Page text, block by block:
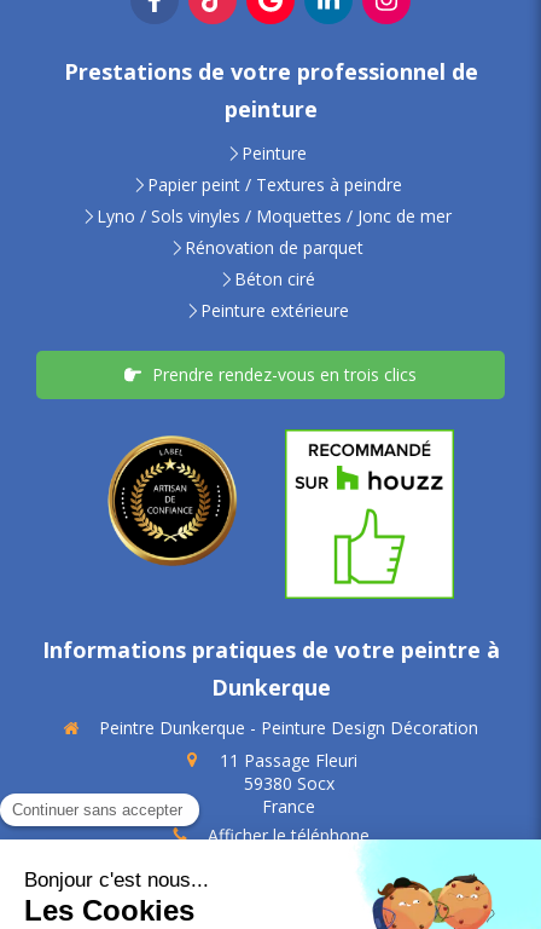
Prestations de votre professionnel de
peinture
Peinture
Papier peint / Textures à peindre
Lyno / Sols vinyles / Moquettes / Jonc de mer
Rénovation de parquet
Béton ciré
Peinture extérieure
Prendre rendez-vous en trois clics
Informations pratiques de votre peintre à
Dunkerque
Peintre Dunkerque - Peinture Design Décoration
11 Passage Fleuri
59380 Socx
France
Afficher le téléphone
SIREN: 479 882 623
SIRET: 47988262300123